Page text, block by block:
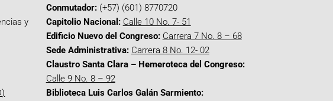
y
Conmutador:(+57) (601) 8770720
Capitolio Nacional: Calle 10 No. 7- 51
Edificio Nuevo del Congreso: Carrera 7 No. 8 – 68
Sede Administrativa: Carrera 8 No. 12- 02
Claustro Santa Clara – Hemeroteca del Congreso:
Calle 9 No. 8 – 92
Biblioteca Luis Carlos Galán Sarmiento: